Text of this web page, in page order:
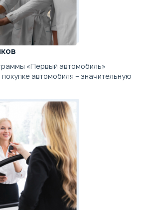
«Первый автомобиль»
покупке автомобиля – значительную